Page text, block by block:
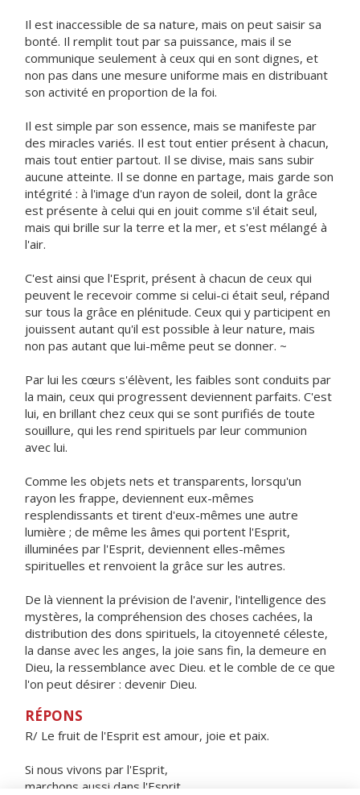
Il est inaccessible de sa nature, mais on peut saisir sa
bonté. Il remplit tout par sa puissance, mais il se
communique seulement à ceux qui en sont dignes, et
non pas dans une mesure uniforme mais en distribuant
son activité en proportion de la foi.
Il est simple par son essence, mais se manifeste par
des miracles variés. Il est tout entier présent à chacun,
mais tout entier partout. Il se divise, mais sans subir
aucune atteinte. Il se donne en partage, mais garde son
intégrité : à l'image d'un rayon de soleil, dont la grâce
est présente à celui qui en jouit comme s'il était seul,
mais qui brille sur la terre et la mer, et s'est mélangé à
l'air.
C'est ainsi que l'Esprit, présent à chacun de ceux qui
peuvent le recevoir comme si celui-ci était seul, répand
sur tous la grâce en plénitude. Ceux qui y participent en
jouissent autant qu'il est possible à leur nature, mais
non pas autant que lui-même peut se donner. ~
Par lui les cœurs s'élèvent, les faibles sont conduits par
la main, ceux qui progressent deviennent parfaits. C'est
lui, en brillant chez ceux qui se sont purifiés de toute
souillure, qui les rend spirituels par leur communion
avec lui.
Comme les objets nets et transparents, lorsqu'un
rayon les frappe, deviennent eux-mêmes
resplendissants et tirent d'eux-mêmes une autre
lumière ; de même les âmes qui portent l'Esprit,
illuminées par l'Esprit, deviennent elles-mêmes
spirituelles et renvoient la grâce sur les autres.
De là viennent la prévision de l'avenir, l'intelligence des
mystères, la compréhension des choses cachées, la
distribution des dons spirituels, la citoyenneté céleste,
la danse avec les anges, la joie sans fin, la demeure en
Dieu, la ressemblance avec Dieu. et le comble de ce que
l'on peut désirer : devenir Dieu.
RÉPONS
R/ Le fruit de l'Esprit est amour, joie et paix.
Si nous vivons par l'Esprit,
marchons aussi dans l'Esprit.